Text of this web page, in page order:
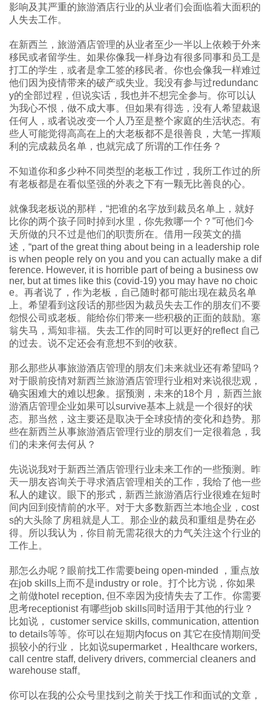
影响及其严重的旅游酒店行业的从业者们会面临着大面积的
人失去工作。
在新西兰，旅游酒店管理的从业者至少一半以上依赖于外来
移民或者留学生。如果你像我一样身边有很多同事和员工是
打工的学生，或者是拿工签的移民者。你也会像我一样难过
他们因为疫情带来的破产或失业。我没有参与过redundanc
y的全部过程，但说实话，我也并不想完全参与。你可以认
为我心不恨，做不成大事。但如果有得选，没有人希望裁退
任何人，或者说改变一个人乃至是整个家庭的生活状态。有
些人可能觉得高高在上的大老板都不是很善良，大笔一挥顺
利的完成裁员名单，也就完成了所谓的工作任务？
不知道你和多少种不同类型的老板工作过，我所工作过的所
有老板都是在看似坚强的外表之下有一颗无比善良的心。
就像我老板说的那样，“把谁的名字放到裁员名单上，就好
比你的两个孩子同时掉到水里，你先救哪一个？”可他们今
天所做的只不过是他们的职责所在。借用一段英文的描
述，“part of the great thing about being in a leadership role
is when people rely on you and you can actually make a dif
ference. However, it is horrible part of being a business ow
ner, but at times like this (covid-19) you may have no choic
e。再者说了，作为老板，自己随时都可能出现在裁员名单
上。希望看到这段话的那些因为裁员失去工作的朋友们不要
怨恨公司或老板。能给你们带来一些积极的正面的鼓励。塞
翁失马，焉知非福。失去工作的同时可以更好的reflect 自己
的过去。说不定还会有意想不到的收获。
那么那些从事旅游酒店管理的朋友们未来就业还有希望吗？
对于眼前疫情对新西兰旅游酒店管理行业相对来说很悲观，
确实困难大的难以想象。据预测，未来的18个月，新西兰旅
游酒店管理企业如果可以survive基本上就是一个很好的状
态。那当然，这主要还是取决于全球疫情的变化和趋势。那
些在新西兰从事旅游酒店管理行业的朋友们一定很着急，我
们的未来何去何从？
先说说我对于新西兰酒店管理行业未来工作的一些预测。昨
天一朋友咨询关于寻求酒店管理相关的工作，我给了他一些
私人的建议。眼下的形式，新西兰旅游酒店行业很难在短时
间内回到疫情前的水平。对于大多数新西兰本地企业，cost
s的大头除了房租就是人工。那企业的裁员和重组是势在必
得。所以我认为，你目前无需花很大的力气关注这个行业的
工作上。
那怎么办呢？眼前找工作需要being open-minded ，重点放
在job skills上而不是industry or role。打个比方说，你如果
之前做hotel reception, 但不幸因为疫情失去了工作。你需要
思考receptionist 有哪些job skills同时适用于其他的行业？
比如说， customer service skills, communication, attention
to details等等。你可以在短期内focus on 其它在疫情期间受
损较小的行业， 比如说supermarket，Healthcare workers,
call centre staff, delivery drivers, commercial cleaners and
warehouse staff。
你可以在我的公众号里找到之前关于找工作和面试的文章，